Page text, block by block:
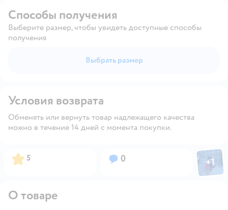
Способы получения
Выберите размер, чтобы увидеть доступные способы
получения
Выбрать размер
Условия возврата
Обменять или вернуть товар надлежащего качества
можно в течение 14 дней с момента покупки.
Рейтинг:
5 Вопросов:
0 Фото
+1
О товаре